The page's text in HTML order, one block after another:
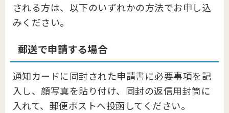
される方は、以下のいずれかの方法でお申し込
みください。
郵送で申請する場合
通知カードに同封された申請書に必要事項を記
入し、顔写真を貼り付け、同封の返信用封筒に
入れて、郵便ポストへ投函してください。